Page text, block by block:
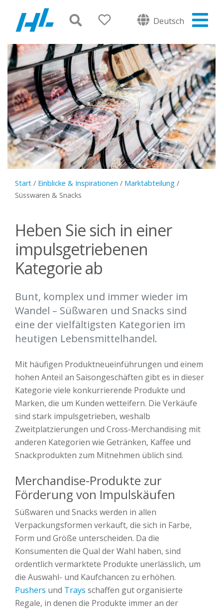
Deutsch
Start / Einblicke & Inspirationen / Marktabteilung /
Süsswaren & Snacks
Heben Sie sich in einer
impulsgetriebenen
Kategorie ab
Bunt, komplex und immer wieder im
Wandel – Süßwaren und Snacks sind
eine der vielfältigsten Kategorien im
heutigen Lebensmittelhandel.
Mit häufigen Produktneueinführungen und einem
hohen Anteil an Saisongeschäften gibt es in dieser
Kategorie viele konkurrierende Produkte und
Marken, die um Kunden wetteifern. Die Verkäufe
sind stark impulsgetrieben, weshalb
Zweitplatzierungen und Cross-Merchandising mit
anderen Kategorien wie Getränken, Kaffee und
Snackprodukten zum Mitnehmen üblich sind.
Merchandise-Produkte zur
Förderung von Impulskäufen
Süßwaren und Snacks werden in allen
Verpackungsformen verkauft, die sich in Farbe,
Form und Größe unterscheiden. Da die
Konsumenten die Qual der Wahl haben, sind
ordentlich vermarktete Produkte unerlässlich, um
die Auswahl- und Kaufchancen zu erhöhen.
Pushers und Trays schaffen gut organisierte
Regale, in denen die Produkte immer an der